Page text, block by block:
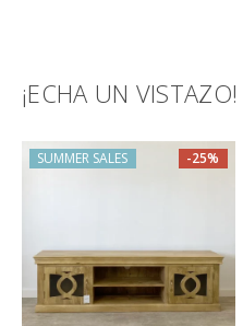
¡ECHA UN VISTAZO!
TAMBIÉN TE
-25%
SUMMER SALES